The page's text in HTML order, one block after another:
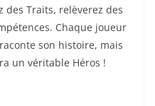
des Traits, relèverez des
Chaque joueur
son histoire, mais
un véritable Héros !